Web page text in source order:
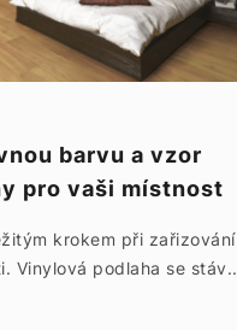
barvu a vzor
pro vaši místnost
krokem při zařizování
Vinylová podlaha se stáv..